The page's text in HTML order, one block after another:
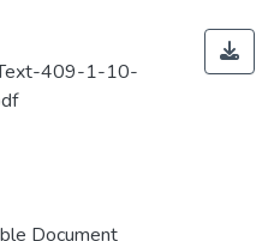
409-1-10-
Document